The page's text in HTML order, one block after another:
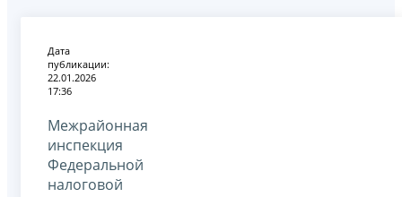
Дата
публикации:
22.01.2026
17:36
Межрайонная
инспекция
Федеральной
налоговой